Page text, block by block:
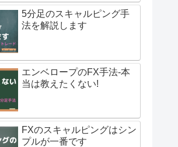
5分足のスキャルピング手
法を解説します
エンベロープのFX手法-本
当は教えたくない!
FXのスキャルピングはシン
プルが一番です